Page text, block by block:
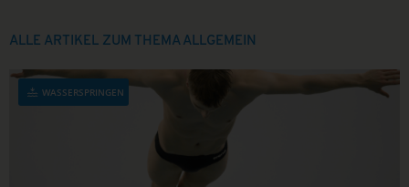
ALLE ARTIKEL ZUM THEMA ALLGEMEIN
WASSERSPRINGEN